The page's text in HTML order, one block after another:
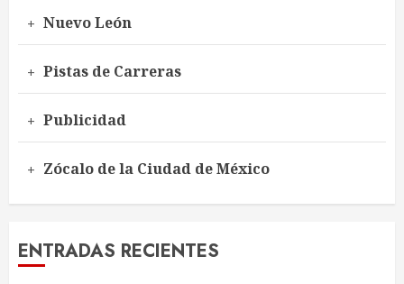
Nuevo León
Pistas de Carreras
Publicidad
Zócalo de la Ciudad de México
ENTRADAS RECIENTES